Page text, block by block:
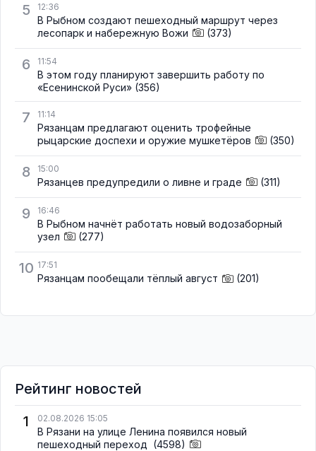
5 12:36
В Рыбном создают пешеходный маршрут через
лесопарк и набережную Вожи
(373)
6 11:54
В этом году планируют завершить работу по
«Есенинской Руси» (356)
7 11:14
Рязанцам предлагают оценить трофейные
рыцарские доспехи и оружие мушкетёров
(350)
8 15:00
Рязанцев предупредили о ливне и граде (311)
9 16:46
В Рыбном начнёт работать новый водозаборный
узел
(277)
10 17:51
Рязанцам пообещали тёплый август (201)
Рейтинг новостей
1
02.08.2026 15:05
В Рязани на улице Ленина появился новый
пешеходный переход (4598)